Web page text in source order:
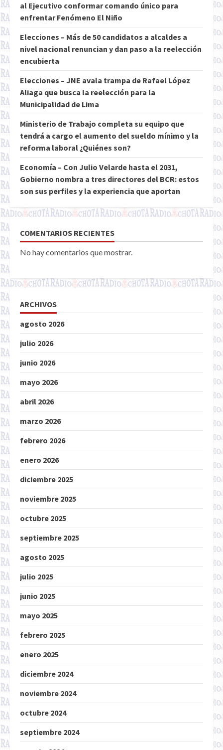
al Ejecutivo conformar comando único para
enfrentar Fenómeno El Niño
Elecciones – Más de 50 candidatos a alcaldes a
nivel nacional renuncian y dan paso a la reelección
encubierta
Elecciones – JNE avala trampa de Rafael López
Aliaga que busca la reelección para la
Municipalidad de Lima
Ministerio de Trabajo completa su equipo que
tendrá a cargo el aumento del sueldo mínimo y la
reforma laboral ¿Quiénes son?
Economía – Con Julio Velarde hasta el 2031,
Gobierno nombra a tres directores del BCR: estos
son sus perfiles y la experiencia que aportan
COMENTARIOS RECIENTES
No hay comentarios que mostrar.
ARCHIVOS
agosto 2026
julio 2026
junio 2026
mayo 2026
abril 2026
marzo 2026
febrero 2026
enero 2026
diciembre 2025
noviembre 2025
octubre 2025
septiembre 2025
agosto 2025
julio 2025
junio 2025
mayo 2025
febrero 2025
enero 2025
diciembre 2024
noviembre 2024
octubre 2024
septiembre 2024